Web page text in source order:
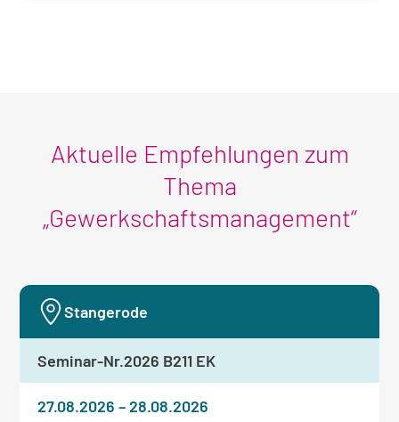
Aktuelle Empfehlungen zum
Thema
„Gewerkschaftsmanagement“
27.08.2026–28.08.2026
Stangerode
Seminar-Nr.2026 B211 EK